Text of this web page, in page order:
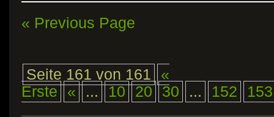
« Previous Page
Seite 161 von 161
«
Erste
« ... 10 20 30 ... 152 153